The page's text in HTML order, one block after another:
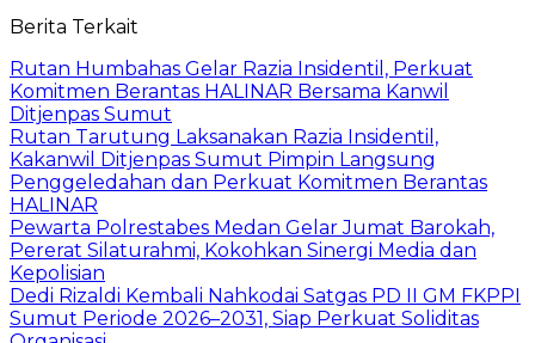
Berita Terkait
Rutan Humbahas Gelar Razia Insidentil, Perkuat
Komitmen Berantas HALINAR Bersama Kanwil
Ditjenpas Sumut
Rutan Tarutung Laksanakan Razia Insidentil,
Kakanwil Ditjenpas Sumut Pimpin Langsung
Penggeledahan dan Perkuat Komitmen Berantas
HALINAR
Pewarta Polrestabes Medan Gelar Jumat Barokah,
Pererat Silaturahmi, Kokohkan Sinergi Media dan
Kepolisian
Dedi Rizaldi Kembali Nahkodai Satgas PD II GM FKPPI
Sumut Periode 2026–2031, Siap Perkuat Soliditas